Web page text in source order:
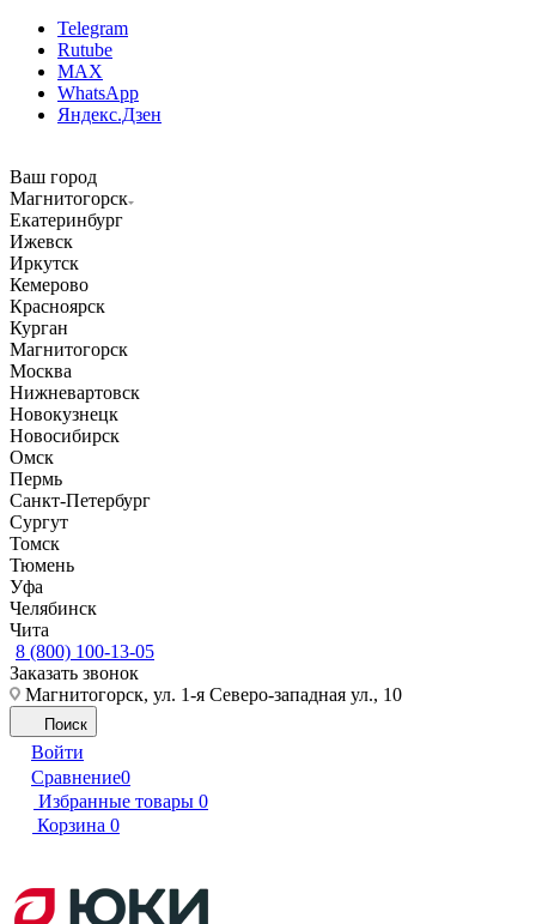
Telegram
Rutube
MAX
WhatsApp
Яндекс.Дзен
Ваш город
Магнитогорск
Екатеринбург
Ижевск
Иркутск
Кемерово
Красноярск
Курган
Магнитогорск
Москва
Нижневартовск
Новокузнецк
Новосибирск
Омск
Пермь
Санкт-Петербург
Сургут
Томск
Тюмень
Уфа
Челябинск
Чита
8 (800) 100-13-05
Заказать звонок
Магнитогорск, ул. 1-я Северо-западная ул., 10
Поиск
Войти
Сравнение0
Избранные товары 0
Корзина 0